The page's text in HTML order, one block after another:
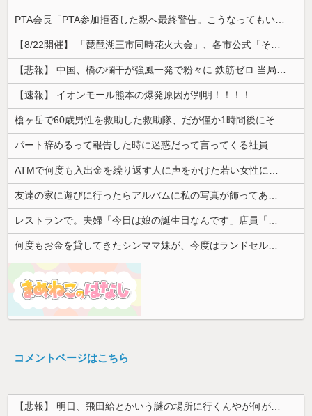
【速報】 イオンモール熊本の爆発原因が判明！！！！
コメントページはこちら
【悲報】 明日、飛田給とかいう謎の場所に行くんやが何があるんや????・・・・・・・・・